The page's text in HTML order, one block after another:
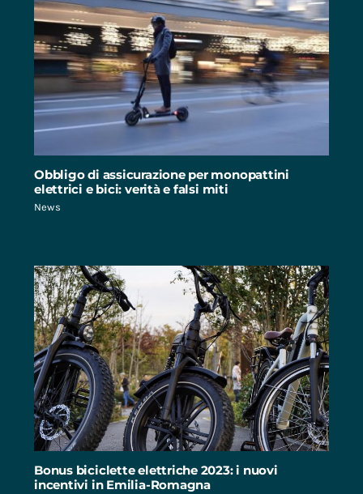
Obbligo di assicurazione per monopattini
elettrici e bici: verità e falsi miti
News
Bonus biciclette elettriche 2023: i nuovi
incentivi in Emilia-Romagna